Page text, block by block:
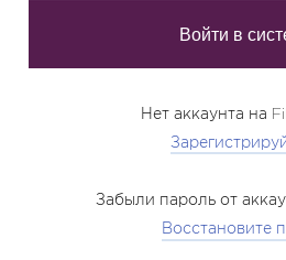
Нет аккаунта на
Забыли пароль от
Восстановите